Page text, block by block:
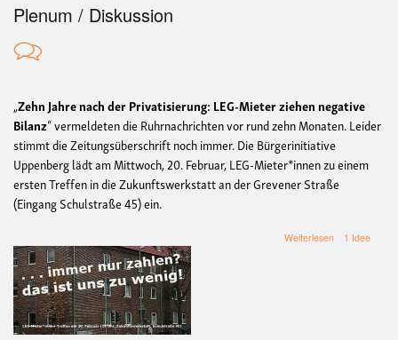
Plenum / Diskussion
„Zehn Jahre nach der Privatisierung: LEG-Mieter ziehen negative
Bilanz“ vermeldeten die Ruhrnachrichten vor rund zehn Monaten. Leider
stimmt die Zeitungsüberschrift noch immer. Die Bürgerinitiative
Uppenberg lädt am Mittwoch, 20. Februar, LEG-Mieter*innen zu einem
ersten Treffen in die Zukunftswerkstatt an der Grevener Straße
(Eingang Schulstraße 45) ein.
Weiterlesen über
1 Idee